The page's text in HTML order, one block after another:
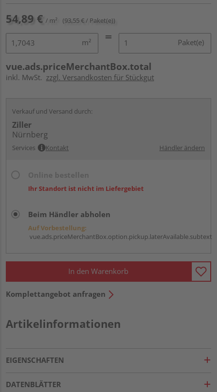
54,89 € / m² (93,55 € / Paket(e))
m² Paket(e)
vue.ads.priceMerchantBox.total
inkl. MwSt. zzgl. Versandkosten für Stückgut
Verkauf und Versand durch:
Ziller
Nürnberg
Services Kontakt Händler ändern
Ihr Standort ist nicht im Liefergebiet
Beim Händler abholen
Auf Vorbestellung:
vue.ads.priceMerchantBox.option.pickup.laterAvailable.subtext
In den Warenkorb
Komplettangebot anfragen
Artikelinformationen
EIGENSCHAFTEN
DATENBLÄTTER